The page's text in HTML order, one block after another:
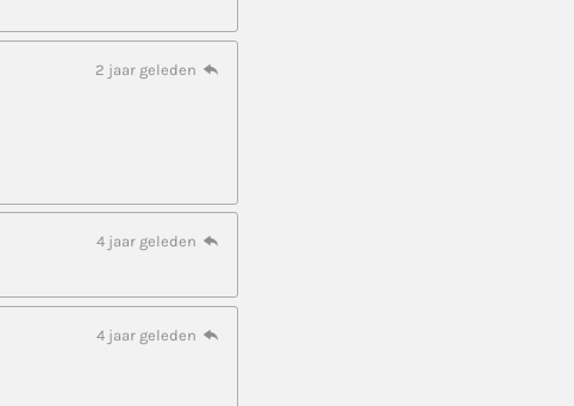
2 jaar geleden
4 jaar geleden
4 jaar geleden